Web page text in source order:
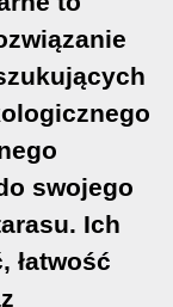
swojego
Ich
łatwość